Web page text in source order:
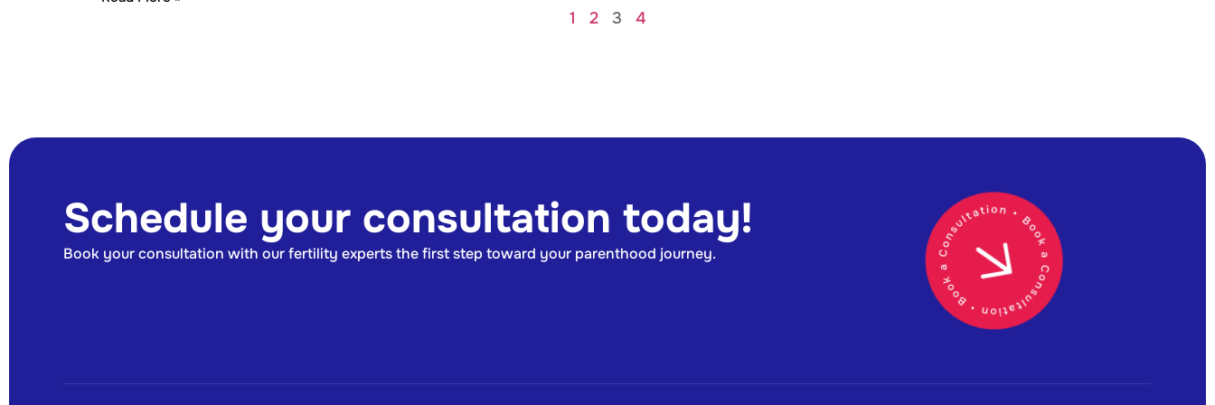
1 2 3 4
Schedule your consultation today!
Book your consultation with our fertility experts the first step toward your parenthood journey.